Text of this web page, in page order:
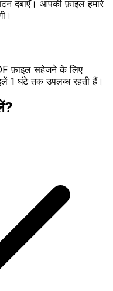
दबाएँ। आपकी फ़ाइल हमारे
फ़ाइल सहेजने के लिए
1 घंटे तक उपलब्ध रहती हैं।